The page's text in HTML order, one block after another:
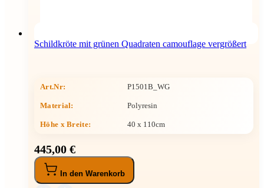
Schildkröte mit grünen Quadraten camouflage vergrößert
Art.Nr: P1501B_WG
Material: Polyresin
Höhe x Breite: 40 x 110cm
445,00 €
In den Warenkorb